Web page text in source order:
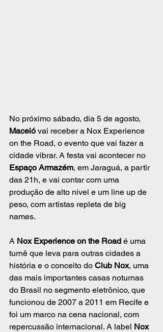
No próximo sábado, dia 5 de agosto,
Maceió vai receber a Nox Experience
on the Road, o evento que vai fazer a
cidade vibrar. A festa vai acontecer no
Espaço Armazém, em Jaraguá, a partir
das 21h, e vai contar com uma
produção de alto nível e um line up de
peso, com artistas repleta de big
names.
A Nox Experience on the Road é uma
turnê que leva para outras cidades a
história e o conceito do Club Nox, uma
das mais importantes casas noturnas
do Brasil no segmento eletrônico, que
funcionou de 2007 a 2011 em Recife e
foi um marco na cena nacional, com
repercussão internacional. A label Nox